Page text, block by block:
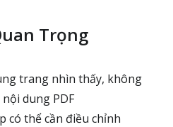
Trọng
trang nhìn thấy, không
dung PDF
có thể cần điều chỉnh